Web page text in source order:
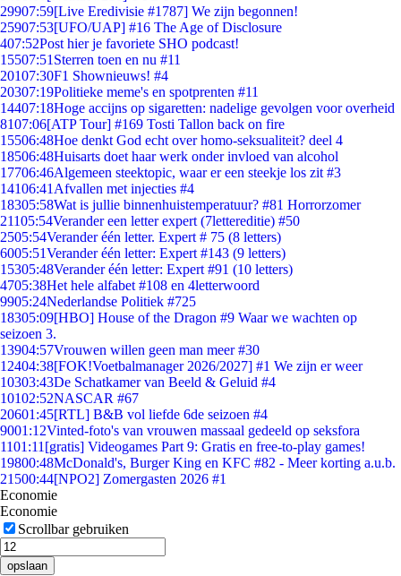
29907:59[Live Eredivisie #1787] We zijn begonnen!
25907:53[UFO/UAP] #16 The Age of Disclosure
407:52Post hier je favoriete SHO podcast!
15507:51 Sterren toen en nu #11
20107:30F1 Shownieuws! #4
20307:19Politieke meme's en spotprenten #11
14407:18Hoge accijns op sigaretten: nadelige gevolgen voor overheid
8107:06[ATP Tour] #169 Tosti Tallon back on fire
15506:48Hoe denkt God echt over homo-seksualiteit? deel 4
18506:48Huisarts doet haar werk onder invloed van alcohol
17706:46Algemeen steektopic, waar er een steekje los zit #3
14106:41 Afvallen met injecties #4
18305:58Wat is jullie binnenhuistemperatuur? #81 Horrorzomer
21105:54Verander een letter expert (7lettereditie) #50
2505:54Verander één letter. Expert # 75 (8 letters)
6005:51Verander één letter: Expert #143 (9 letters)
15305:48Verander één letter: Expert #91 (10 letters)
4705:38Het hele alfabet #108 en 4letterwoord
9905:24Nederlandse Politiek #725
18305:09[HBO] House of the Dragon #9 Waar we wachten op
seizoen 3.
13904:57Vrouwen willen geen man meer #30
12404:38[FOK!Voetbalmanager 2026/2027] #1 We zijn er weer
10303:43De Schatkamer van Beeld & Geluid #4
10102:52NASCAR #67
20601:45[RTL] B&B vol liefde 6de seizoen #4
9001:12Vinted-foto's van vrouwen massaal gedeeld op seksfora
1101:11 [gratis] Videogames Part 9: Gratis en free-to-play games!
19800:48McDonald's, Burger King en KFC #82 - Meer korting a.u.b.
21500:44[NPO2] Zomergasten 2026 #1
Economie
Economie
Scrollbar gebruiken
opslaan